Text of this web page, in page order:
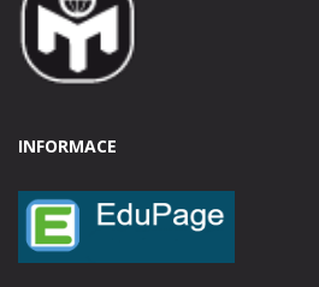
INFORMACE